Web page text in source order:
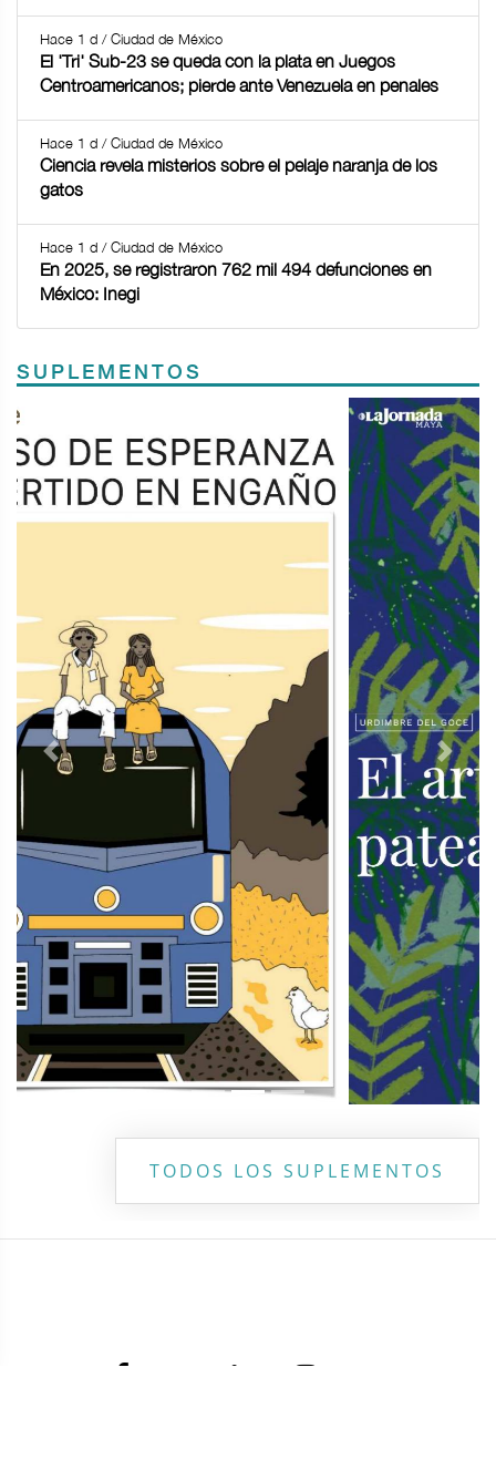
Hace 1 d / Ciudad de México
El 'Tri' Sub-23 se queda con la plata en Juegos
Centroamericanos; pierde ante Venezuela en penales
Hace 1 d / Ciudad de México
Ciencia revela misterios sobre el pelaje naranja de los
gatos
Hace 1 d / Ciudad de México
En 2025, se registraron 762 mil 494 defunciones en
México: Inegi
SUPLEMENTOS
Previous Next
TODOS LOS SUPLEMENTOS